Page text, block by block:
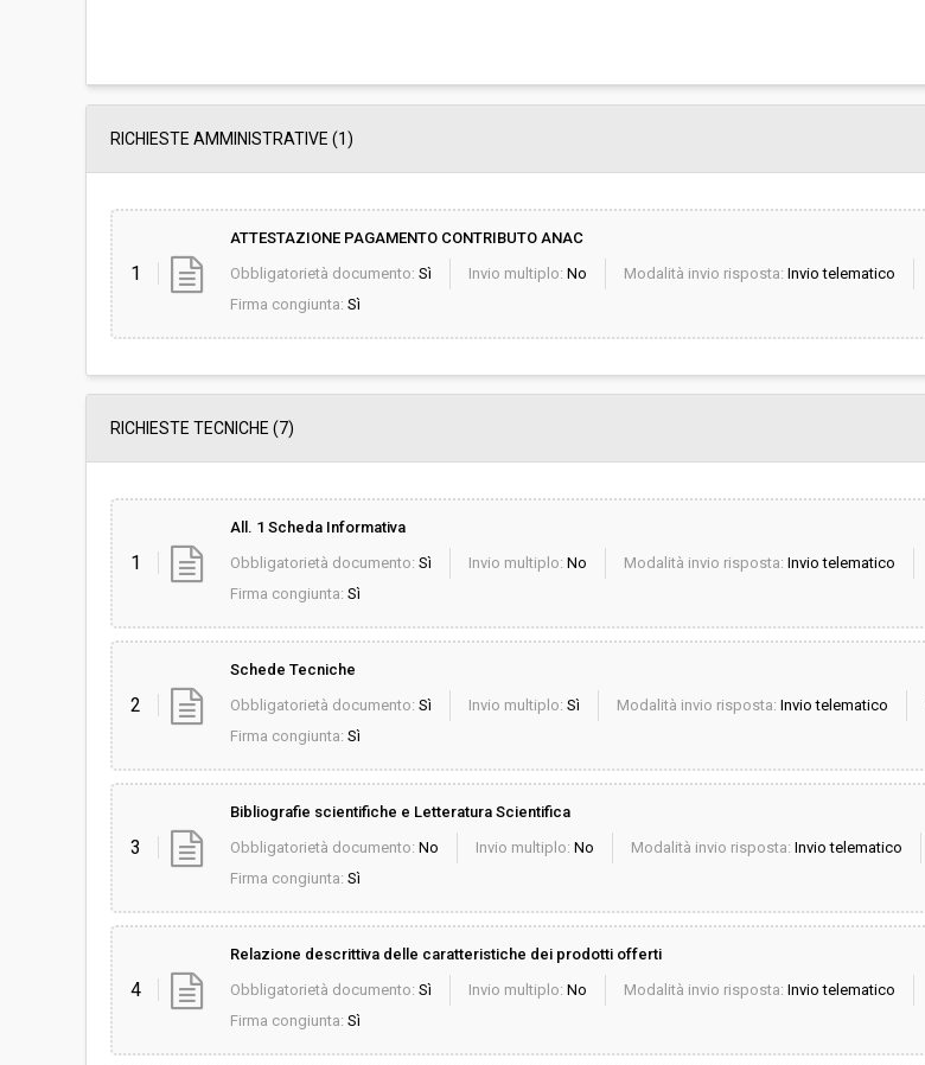
RICHIESTE AMMINISTRATIVE (1)
1
ATTESTAZIONE PAGAMENTO CONTRIBUTO ANAC
Obbligatorietà documento: Sì Invio multiplo: No Modalità invio risposta: Invio telematico
Firma congiunta: Sì
RICHIESTE TECNICHE (7)
1
All. 1 Scheda Informativa
Obbligatorietà documento: Sì Invio multiplo: No Modalità invio risposta: Invio telematico
Firma congiunta: Sì
2
Schede Tecniche
Obbligatorietà documento: Sì Invio multiplo: Sì Modalità invio risposta: Invio telematico
Firma congiunta: Sì
3
Bibliografie scientifiche e Letteratura Scientifica
Obbligatorietà documento: No Invio multiplo: No Modalità invio risposta: Invio telematico
Firma congiunta: Sì
4
Relazione descrittiva delle caratteristiche dei prodotti offerti
Obbligatorietà documento: Sì Invio multiplo: No Modalità invio risposta: Invio telematico
Firma congiunta: Sì